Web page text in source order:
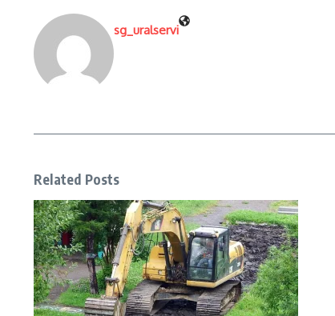
sg_uralservi
Related Posts